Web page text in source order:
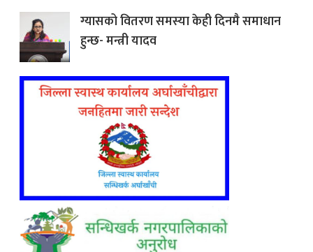
ग्यासको वितरण समस्या केही दिनमै समाधान
हुन्छ- मन्त्री यादव